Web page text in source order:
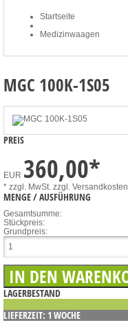
Startseite
Medizinwaagen
MGC 100K-1S05
PREIS
EUR 360,00*
* zzgl. MwSt. zzgl. Versandkosten
MENGE / AUSFÜHRUNG
Gesamtsumme:
Stückpreis:
Grundpreis:
LAGERBESTAND
LIEFERZEIT: 1 WOCHE